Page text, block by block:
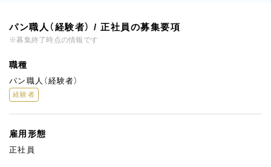
パン職人（経験者） / 正社員の募集要項
※募集終了時点の情報です
職種
パン職人（経験者）
経験者
雇用形態
正社員